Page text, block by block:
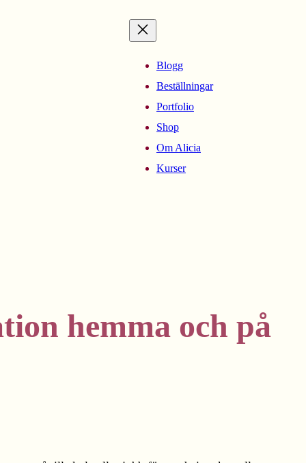
Blogg
Beställningar
Portfolio
Shop
Om Alicia
Kurser
hemma och på